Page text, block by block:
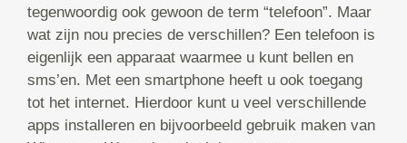
tegenwoordig ook gewoon de term “telefoon”. Maar
wat zijn nou precies de verschillen? Een telefoon is
eigenlijk een apparaat waarmee u kunt bellen en
sms’en. Met een smartphone heeft u ook toegang
tot het internet. Hierdoor kunt u veel verschillende
apps installeren en bijvoorbeeld gebruik maken van